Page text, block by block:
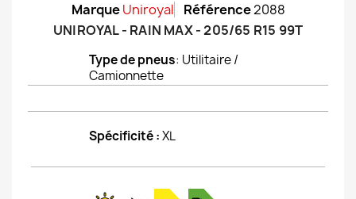
Marque Uniroyal Référence2088
UNIROYAL - RAIN MAX - 205/65 R15 99T
Type de pneus: Utilitaire /
Camionnette
Spécificité :XL